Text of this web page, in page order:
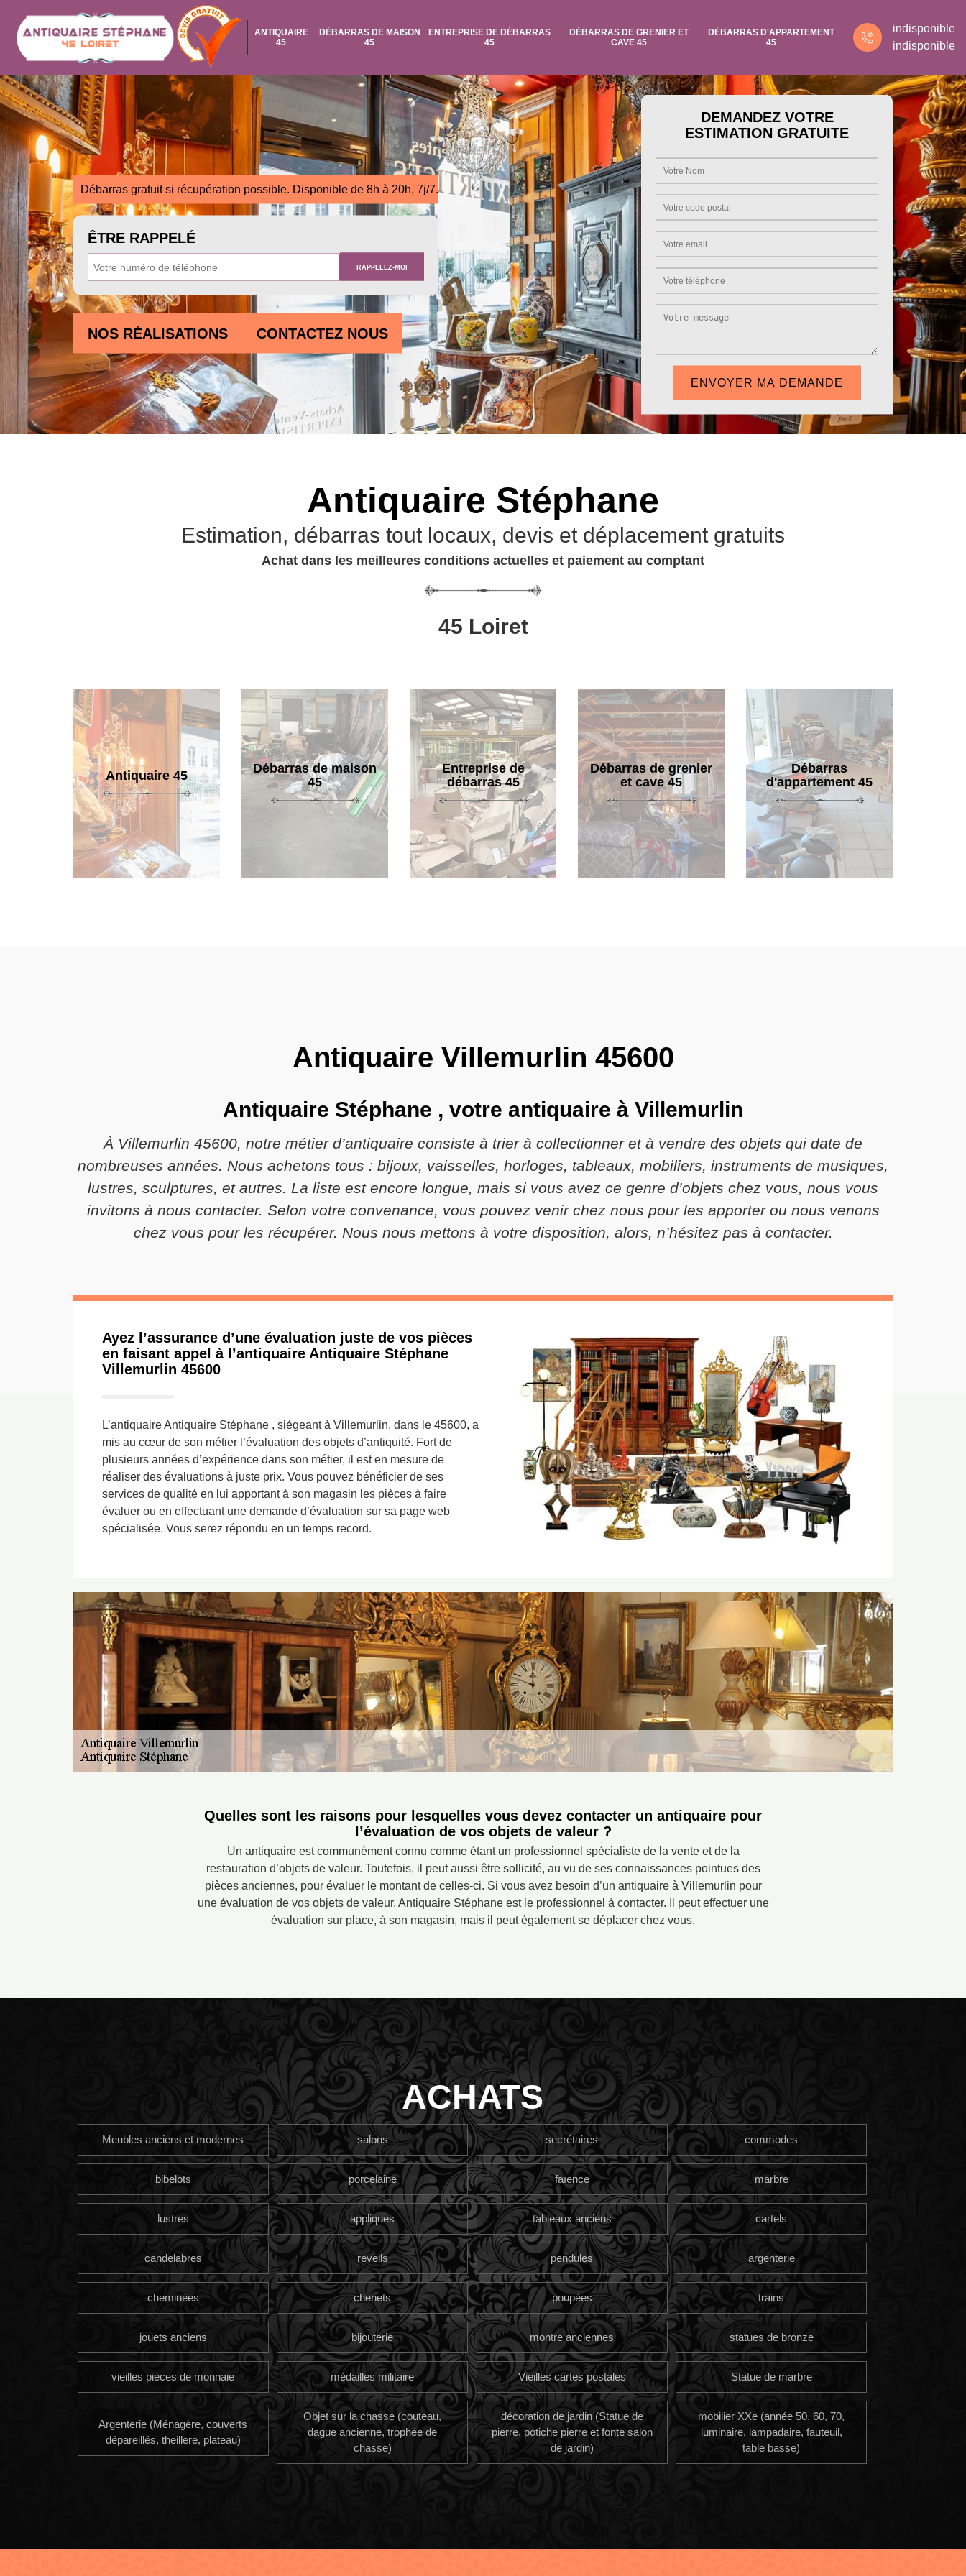
ANTIQUAIRE
45
DÉBARRAS DE MAISON
45
ENTREPRISE DE DÉBARRAS
45
DÉBARRAS DE GRENIER ET
CAVE 45
DÉBARRAS D'APPARTEMENT
45
indisponible
indisponible
Débarras gratuit si récupération possible. Disponible de 8h à 20h, 7j/7.
ÊTRE RAPPELÉ
NOS RÉALISATIONS CONTACTEZ NOUS
DEMANDEZ VOTRE
ESTIMATION GRATUITE
Antiquaire Stéphane
Estimation, débarras tout locaux, devis et déplacement gratuits
Achat dans les meilleures conditions actuelles et paiement au comptant
45 Loiret
Antiquaire 45
Débarras de maison
45
Entreprise de
débarras 45
Débarras de grenier
et cave 45
Débarras
d'appartement 45
Antiquaire Villemurlin 45600
Antiquaire Stéphane , votre antiquaire à Villemurlin
À Villemurlin 45600, notre métier d’antiquaire consiste à trier à collectionner et à vendre des objets qui date de
nombreuses années. Nous achetons tous : bijoux, vaisselles, horloges, tableaux, mobiliers, instruments de musiques,
lustres, sculptures, et autres. La liste est encore longue, mais si vous avez ce genre d’objets chez vous, nous vous
invitons à nous contacter. Selon votre convenance, vous pouvez venir chez nous pour les apporter ou nous venons
chez vous pour les récupérer. Nous nous mettons à votre disposition, alors, n’hésitez pas à contacter.
Ayez l’assurance d’une évaluation juste de vos pièces
en faisant appel à l’antiquaire Antiquaire Stéphane
Villemurlin 45600
L’antiquaire Antiquaire Stéphane , siégeant à Villemurlin, dans le 45600, a
mis au cœur de son métier l’évaluation des objets d’antiquité. Fort de
plusieurs années d’expérience dans son métier, il est en mesure de
réaliser des évaluations à juste prix. Vous pouvez bénéficier de ses
services de qualité en lui apportant à son magasin les pièces à faire
évaluer ou en effectuant une demande d’évaluation sur sa page web
spécialisée. Vous serez répondu en un temps record.
Quelles sont les raisons pour lesquelles vous devez contacter un antiquaire pour
l’évaluation de vos objets de valeur ?
Un antiquaire est communément connu comme étant un professionnel spécialiste de la vente et de la
restauration d’objets de valeur. Toutefois, il peut aussi être sollicité, au vu de ses connaissances pointues des
pièces anciennes, pour évaluer le montant de celles-ci. Si vous avez besoin d’un antiquaire à Villemurlin pour
une évaluation de vos objets de valeur, Antiquaire Stéphane est le professionnel à contacter. Il peut effectuer une
évaluation sur place, à son magasin, mais il peut également se déplacer chez vous.
ACHATS
Meubles anciens et modernes salons secrétaires commodes
bibelots porcelaine faïence marbre
lustres appliques tableaux anciens cartels
candelabres reveils pendules argenterie
cheminées chenets poupées trains
jouets anciens bijouterie montre anciennes statues de bronze
vieilles pièces de monnaie médailles militaire Vieilles cartes postales Statue de marbre
Argenterie (Ménagère, couverts
dépareillés, theillere, plateau)
Objet sur la chasse (couteau,
dague ancienne, trophée de
chasse)
décoration de jardin (Statue de
pierre, potiche pierre et fonte salon
de jardin)
mobilier XXe (année 50, 60, 70,
luminaire, lampadaire, fauteuil,
table basse)